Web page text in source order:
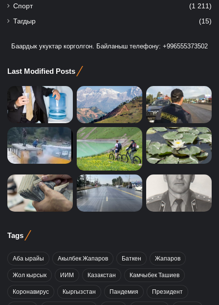
Спорт (1 211)
Тагдыр (15)
Баардык укуктар корголгон. Байланыш телефону: +996555373502
Last Modified Posts
Tags
Аба ырайы Акылбек Жапаров Баткен Жапаров
Жол кырсык ИИМ Казакстан Камчыбек Ташиев
Коронавирус Кыргызстан Пандемия Президент